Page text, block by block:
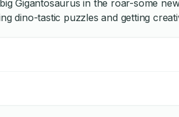
Gigantosaurus in the roar-some
dino-tastic puzzles and getting